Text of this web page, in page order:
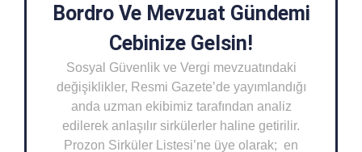
Bordro Ve Mevzuat Gündemi
Cebinize Gelsin!
Sosyal Güvenlik ve Vergi mevzuatındaki
değişiklikler, Resmi Gazete’de yayımlandığı
anda uzman ekibimiz tarafından analiz
edilerek anlaşılır sirkülerler haline getirilir.
Prozon Sirküler Listesi’ne üye olarak; en